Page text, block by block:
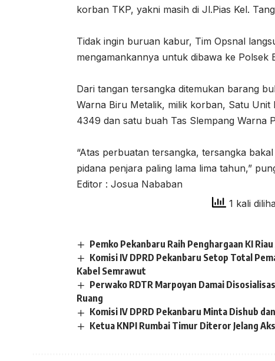
korban TKP, yakni masih di Jl.Pias Kel.
Tidak ingin buruan kabur, Tim Opsnal
mengamankannya untuk dibawa ke Polsek
Dari tangan tersangka ditemukan barang
Warna Biru Metalik, milik korban, Satu
4349 dan satu buah Tas Slempang Warna
“Atas perbuatan tersangka, tersangka
pidana penjara paling lama lima tahun,”
Editor : Josua Nababan
1 kali
Pemko Pekanbaru Raih Penghargaan KI
Komisi IV DPRD Pekanbaru Setop Total
Kabel Semrawut
Perwako RDTR Marpoyan Damai
Ruang
Komisi IV DPRD Pekanbaru Minta Dishub
Ketua KNPI Rumbai Timur Diteror Jelang